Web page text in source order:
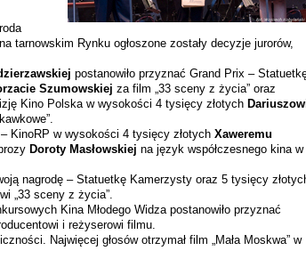
tarnowskim Rynku ogłoszone zostały decyzje jurorów,
postanowiło przyznać Grand Prix –
Szumowskiej za film „33 sceny z życia” oraz
Kino Polska w wysokości 4 tysięcy złotych
KinoRP w wysokości 4 tysięcy złotych Xaweremu
Doroty Masłowskiej na język współczesnego kina w
nagrodę – Statuetkę Kamerzysty oraz 5 tysięcy
„33 sceny z życia”.
Kina Młodego Widza postanowiło przyznać
i reżyserowi filmu.
Najwięcej głosów otrzymał film „Mała Moskwa” w